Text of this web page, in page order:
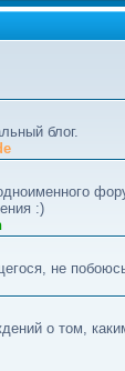
блог.
:)
не
о том,